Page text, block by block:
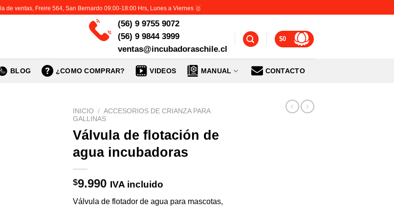
de ventas, Freire 564, San Bernardo 09:00-18:00 Hrs, Lunes a Viernes 🥇
(56) 9 9755 9072
(56) 9 9844 3999
ventas@incubadoraschile.cl
$0
BLOG ¿COMO COMPRAR? VIDEOS MANUAL CONTACTO
INICIO / ACCESORIOS DE CRIANZA PARA
GALLINAS
Válvula de flotación de
agua incubadoras
$9.990 IVA incluido
Válvula de flotador de agua para mascotas,